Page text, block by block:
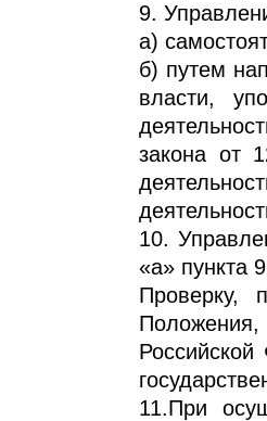
9.
а)
б) путем
власти,
закона от
10.
«а» пункта
Проверку,
Положения,
11.При